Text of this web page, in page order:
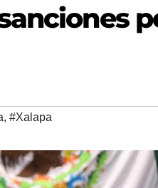
, #Xalapa